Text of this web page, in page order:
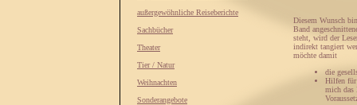
außergewöhnliche Reiseberichte
Sachbücher
Theater
Tier / Natur
Weihnachten
Sonderangebote
Diesem Wunsch
Band
steht, wird der
indirekt tangiert
möchte damit
die
Hilfen für
mich das